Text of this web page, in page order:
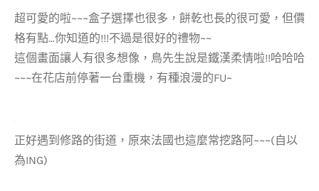
超可愛的啦~~~盒子選擇也很多，餅乾也長的很可愛，但價
格有點…你知道的!!!不過是很好的禮物~~
這個畫面讓人有很多想像，鳥先生說是鐵漢柔情啦!!哈哈哈
~~~在花店前停著一台重機，有種浪漫的FU~
正好遇到修路的街道，原來法國也這麼常挖路阿~~~(自以
為ING)